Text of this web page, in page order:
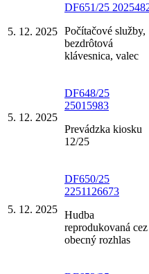
5. 12. 2025
DF651/25
Počítačové služby,
bezdrôtová
klávesnica, valec
5. 12. 2025
DF648/25
25015983
Prevádzka kiosku
12/25
5. 12. 2025
DF650/25
2251126673
Hudba
reprodukovaná cez
obecný rozhlas